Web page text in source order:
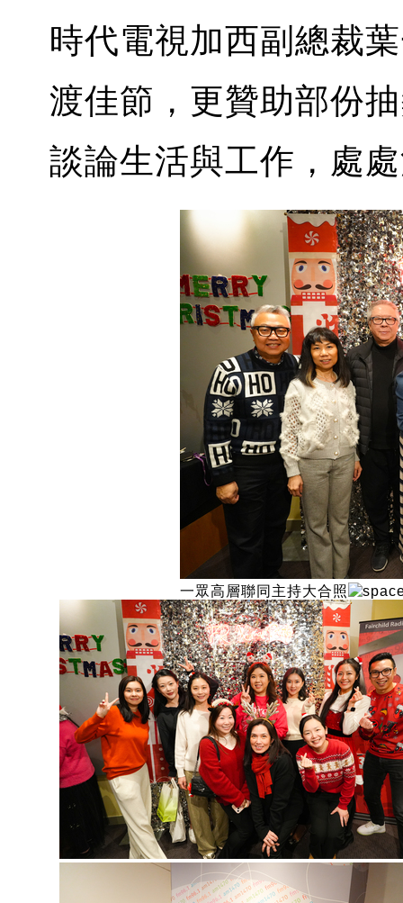
時代電視加西副總裁
渡佳節，更贊助部份
談論生活與工作，處
一眾高層聯同主持大合照